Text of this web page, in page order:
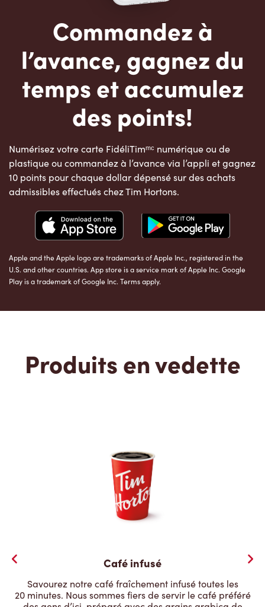
Commandez à
l’avance, gagnez du
temps et accumulez
des points!
Numérisez votre carte FidéliTimᵐᶜ numérique ou de
plastique ou commandez à l’avance via l’appli et gagnez
10 points pour chaque dollar dépensé sur des achats
admissibles effectués chez Tim Hortons.
Apple and the Apple logo are trademarks of Apple Inc., registered in the
U.S. and other countries. App store is a service mark of Apple Inc. Google
Play is a trademark of Google Inc. Terms apply.
Produits en vedette
Café infusé
Savourez notre café fraîchement infusé toutes les
20 minutes. Nous sommes fiers de servir le café préféré